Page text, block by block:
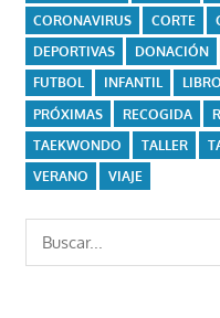
CORONAVIRUS
CORTE
DEPORTIVAS
DONACIÓN
FUTBOL
INFANTIL LIBRO
PRÓXIMAS
RECOGIDA
TAEKWONDO
TALLER
VERANO
VIAJE